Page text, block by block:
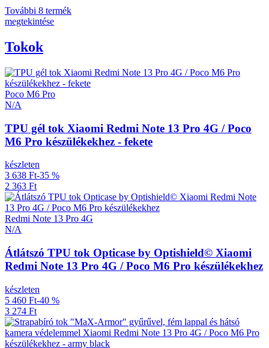
További 8 termék
megtekintése
Tokok
Poco M6 Pro
N/A
TPU gél tok Xiaomi Redmi Note 13 Pro 4G / Poco
M6 Pro készülékekhez - fekete
készleten
3 638 Ft-35 %
2 363 Ft
Redmi Note 13 Pro 4G
N/A
Átlátszó TPU tok Opticase by Optishield© Xiaomi
Redmi Note 13 Pro 4G / Poco M6 Pro készülékekhez
készleten
5 460 Ft-40 %
3 274 Ft